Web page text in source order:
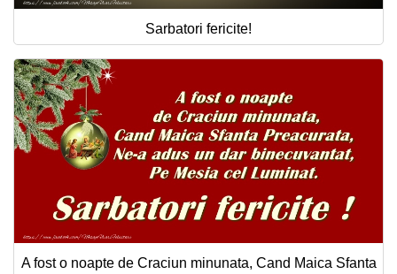
Sarbatori fericite!
A fost o noapte de Craciun minunata, Cand Maica Sfanta